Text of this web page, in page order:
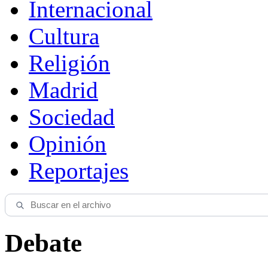
Internacional
Cultura
Religión
Madrid
Sociedad
Opinión
Reportajes
Debate